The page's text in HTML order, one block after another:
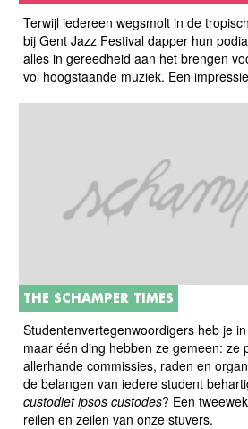
Terwijl iedereen wegsmolt in de
bij Gent Jazz Festival dapper hun
alles in gereedheid aan het brengen
vol hoogstaande muziek. Een
THE SCHAMPER TIMES
Studentenvertegenwoordigers heb je
maar één ding hebben ze gemeen: ze
allerhande commissies, raden en
de belangen van iedere student
custodiet ipsos custodes? Een
reilen en zeilen van onze stuvers.